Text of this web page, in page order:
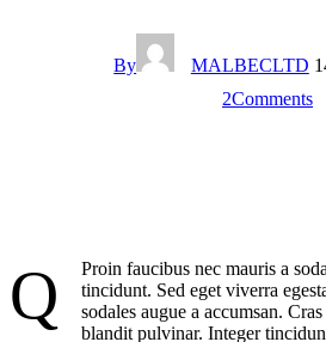
By MALBECLTD
2Comments
Q
Proin faucibus nec mauris a
tincidunt. Sed eget viverra
sodales augue a accumsan.
blandit pulvinar. Integer